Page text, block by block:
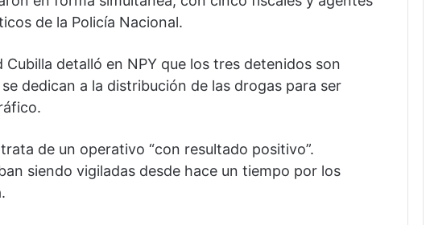
de la Policía Nacional.
detalló en NPY que los tres detenidos son
dedican a la distribución de las drogas para ser
de un operativo “con resultado positivo”.
siendo vigiladas desde hace un tiempo por los